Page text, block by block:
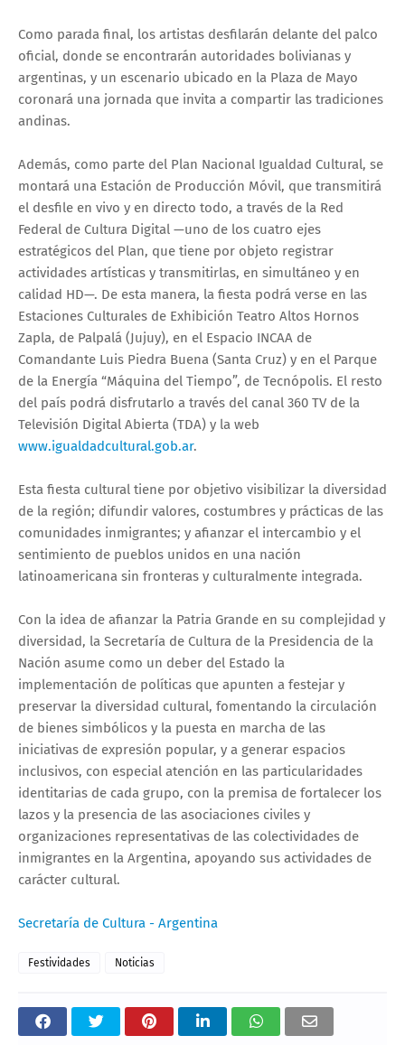
Como parada final, los artistas desfilarán delante del palco
oficial, donde se encontrarán autoridades bolivianas y
argentinas, y un escenario ubicado en la Plaza de Mayo
coronará una jornada que invita a compartir las tradiciones
andinas.
Además, como parte del Plan Nacional Igualdad Cultural, se
montará una Estación de Producción Móvil, que transmitirá
el desfile en vivo y en directo todo, a través de la Red
Federal de Cultura Digital —uno de los cuatro ejes
estratégicos del Plan, que tiene por objeto registrar
actividades artísticas y transmitirlas, en simultáneo y en
calidad HD—. De esta manera, la fiesta podrá verse en las
Estaciones Culturales de Exhibición Teatro Altos Hornos
Zapla, de Palpalá (Jujuy), en el Espacio INCAA de
Comandante Luis Piedra Buena (Santa Cruz) y en el Parque
de la Energía “Máquina del Tiempo”, de Tecnópolis. El resto
del país podrá disfrutarlo a través del canal 360 TV de la
Televisión Digital Abierta (TDA) y la web
www.igualdadcultural.gob.ar.
Esta fiesta cultural tiene por objetivo visibilizar la diversidad
de la región; difundir valores, costumbres y prácticas de las
comunidades inmigrantes; y afianzar el intercambio y el
sentimiento de pueblos unidos en una nación
latinoamericana sin fronteras y culturalmente integrada.
Con la idea de afianzar la Patria Grande en su complejidad y
diversidad, la Secretaría de Cultura de la Presidencia de la
Nación asume como un deber del Estado la
implementación de políticas que apunten a festejar y
preservar la diversidad cultural, fomentando la circulación
de bienes simbólicos y la puesta en marcha de las
iniciativas de expresión popular, y a generar espacios
inclusivos, con especial atención en las particularidades
identitarias de cada grupo, con la premisa de fortalecer los
lazos y la presencia de las asociaciones civiles y
organizaciones representativas de las colectividades de
inmigrantes en la Argentina, apoyando sus actividades de
carácter cultural.
Secretaría de Cultura - Argentina
Festividades Noticias